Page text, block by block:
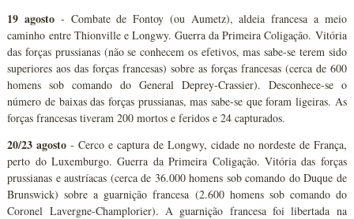
19 agosto - Combate de Fontoy (ou Aumetz), aldeia francesa a meio
caminho entre Thionville e Longwy. Guerra da Primeira Coligação. Vitória
das forças prussianas (não se conhecem os efetivos, mas sabe-se terem sido
superiores aos das forças francesas) sobre as forças francesas (cerca de 600
homens sob comando do General Deprey-Crassier). Desconhece-se o
número de baixas das forças prussianas, mas sabe-se que foram ligeiras. As
forças francesas tiveram 200 mortos e feridos e 24 capturados.
20/23 agosto - Cerco e captura de Longwy, cidade no nordeste de França,
perto do Luxemburgo. Guerra da Primeira Coligação. Vitória das forças
prussianas e austríacas (cerca de 36.000 homens sob comando do Duque de
Brunswick) sobre a guarnição francesa (2.600 homens sob comando do
Coronel Lavergne-Champlorier). A guarnição francesa foi libertada na